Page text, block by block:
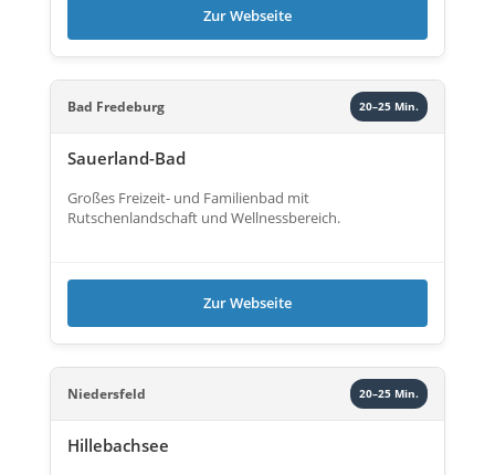
Zur Webseite
Bad Fredeburg 20–25 Min.
Sauerland-Bad
Großes Freizeit- und Familienbad mit
Rutschenlandschaft und Wellnessbereich.
Zur Webseite
Niedersfeld 20–25 Min.
Hillebachsee